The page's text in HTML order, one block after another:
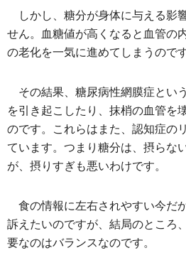
しかし、糖分が身体に与える影
せん。血糖値が高くなると血管の
の老化を一気に進めてしまうのです
その結果、糖尿病性網膜症とい
を引き起こしたり、抹梢の血管を
のです。これらはまた、認知症の
ています。つまり糖分は、摂らな
が、摂りすぎも悪いわけです。
食の情報に左右されやすい今だ
訴えたいのですが、結局のところ
要なのはバランスなのです。